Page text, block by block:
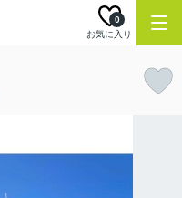
お気に入り
0